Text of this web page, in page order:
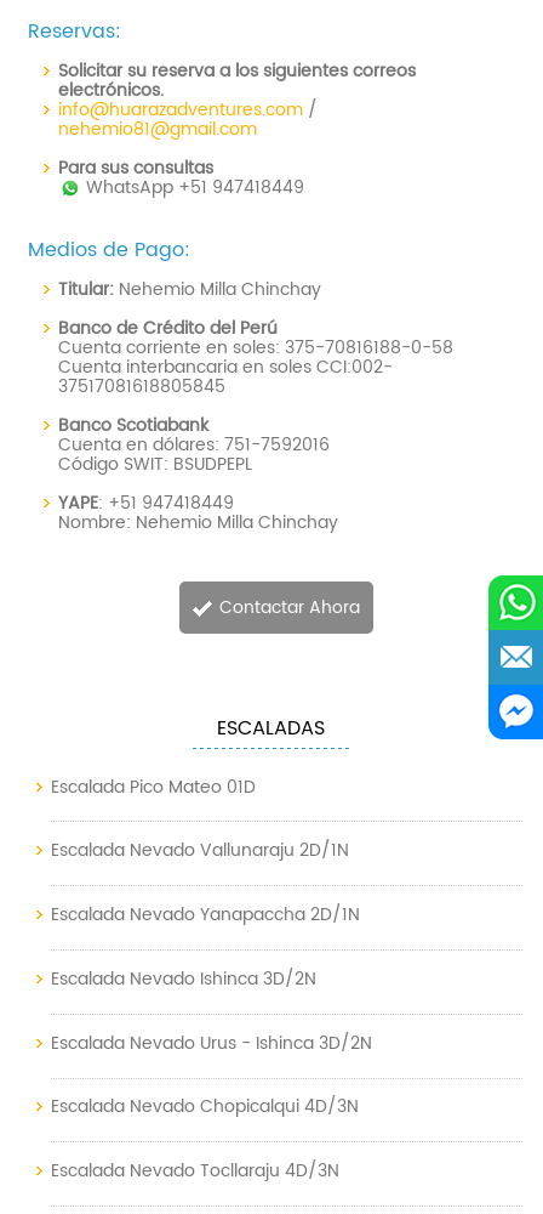
Reservas:
Solicitar su reserva a los siguientes correos
electrónicos.
info@huarazadventures.com /
nehemio81@gmail.com
Para sus consultas
WhatsApp +51 947418449
Medios de Pago:
Titular: Nehemio Milla Chinchay
Banco de Crédito del Perú
Cuenta corriente en soles: 375-70816188-0-58
Cuenta interbancaria en soles CCI:002-
37517081618805845
Banco Scotiabank
Cuenta en dólares: 751-7592016
Código SWIT: BSUDPEPL
YAPE: +51 947418449
Nombre: Nehemio Milla Chinchay
Contactar Ahora
ESCALADAS
Escalada Pico Mateo 01D
Escalada Nevado Vallunaraju 2D/1N
Escalada Nevado Yanapaccha 2D/1N
Escalada Nevado Ishinca 3D/2N
Escalada Nevado Urus - Ishinca 3D/2N
Escalada Nevado Chopicalqui 4D/3N
Escalada Nevado Tocllaraju 4D/3N